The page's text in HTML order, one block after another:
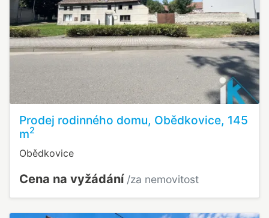
Prodej rodinného domu, Obědkovice, 145
m2
Obědkovice
Cena na vyžádání /za nemovitost